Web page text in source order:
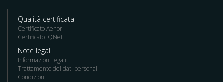
Qualità certificata
Certificato Aenor
Certificato IQNet
Note legali
Informazioni legali
Trattamento dei dati personali
Condizioni